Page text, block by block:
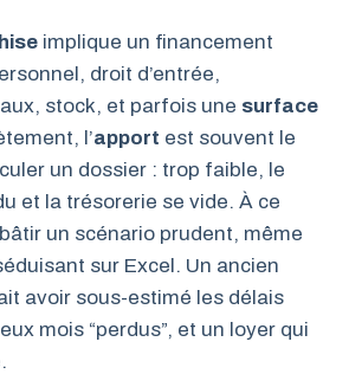
implique un financement
droit d’entrée,
stock, et parfois une surface
l’apport est souvent le
un dossier : trop faible, le
et la trésorerie se vide. À ce
un scénario prudent, même
sur Excel. Un ancien
avoir sous-estimé les délais
mois “perdus”, et un loyer qui